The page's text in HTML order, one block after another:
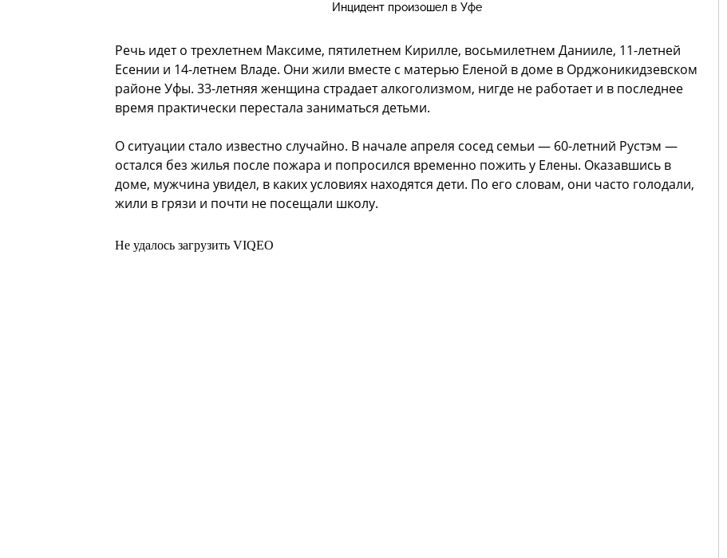
Инцидент произошел в Уфе
Речь идет о трехлетнем Максиме, пятилетнем Кирилле, восьмилетнем Данииле, 11-летней
Есении и 14-летнем Владе. Они жили вместе с матерью Еленой в доме в Орджоникидзевском
районе Уфы. 33-летняя женщина страдает алкоголизмом, нигде не работает и в последнее
время практически перестала заниматься детьми.
О ситуации стало известно случайно. В начале апреля сосед семьи — 60-летний Рустэм —
остался без жилья после пожара и попросился временно пожить у Елены. Оказавшись в
доме, мужчина увидел, в каких условиях находятся дети. По его словам, они часто голодали,
жили в грязи и почти не посещали школу.
Не удалось загрузить VIQEO